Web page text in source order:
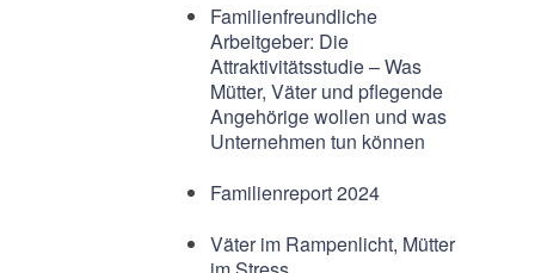
Familienfreundliche
Arbeitgeber: Die
Attraktivitätsstudie – Was
Mütter, Väter und pflegende
Angehörige wollen und was
Unternehmen tun können
Familienreport 2024
Väter im Rampenlicht, Mütter